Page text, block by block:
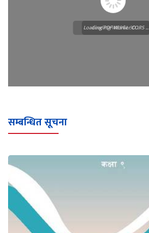
Loading WEBGL 3D ...
Loading PDF Worker CORS ...
सम्बन्धित सूचना